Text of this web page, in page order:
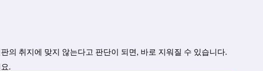
의 취지에 맞지 않는다고 판단이 되면, 바로 지워질 수 있습니다.
.